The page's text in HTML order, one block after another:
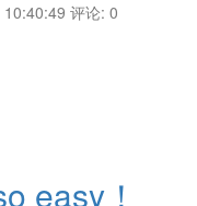
评论: 0
easy！